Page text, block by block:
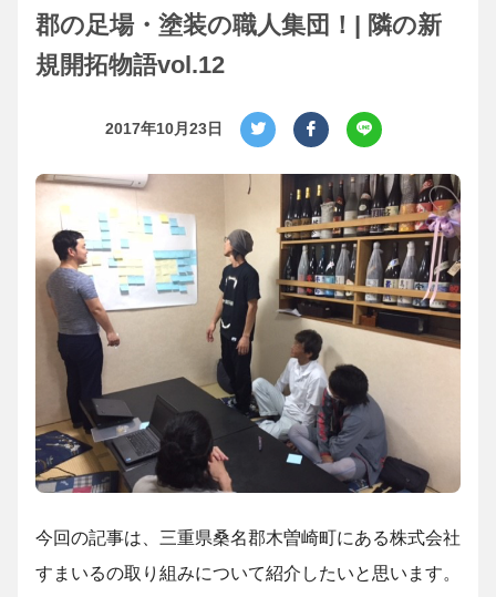
郡の足場・塗装の職人集団！| 隣の新
規開拓物語vol.12
2017年10月23日
今回の記事は、三重県桑名郡木曽崎町にある株式会社
すまいるの取り組みについて紹介したいと思います。